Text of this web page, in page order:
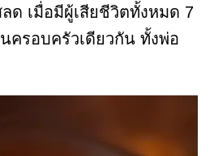
ด เมื่อมีผู้เสียชีวิตทั้งหมด 7
ครอบครัวเดียวกัน ทั้งพ่อ